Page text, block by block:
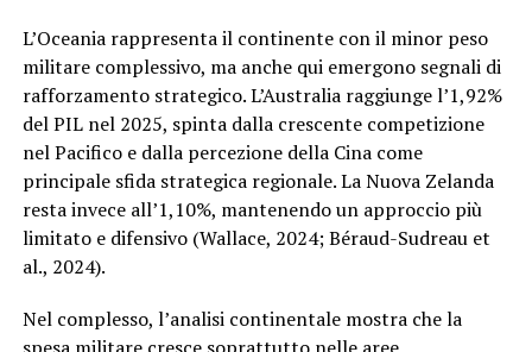
L’Oceania rappresenta il continente con il minor peso
militare complessivo, ma anche qui emergono segnali di
rafforzamento strategico. L’Australia raggiunge l’1,92%
del PIL nel 2025, spinta dalla crescente competizione
nel Pacifico e dalla percezione della Cina come
principale sfida strategica regionale. La Nuova Zelanda
resta invece all’1,10%, mantenendo un approccio più
limitato e difensivo (Wallace, 2024; Béraud-Sudreau et
al., 2024).
Nel complesso, l’analisi continentale mostra che la